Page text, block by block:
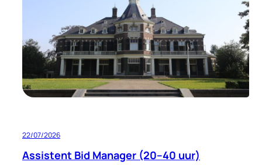
Deutschland
Standort
Deutschland
32–
40
Stunden
pro
22/07/2026
Assistent Bid Manager (20–40 uur)